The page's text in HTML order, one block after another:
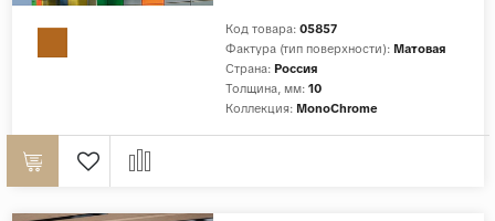
Страны
Индия
Китай
Код товара: 05857
Фактура (тип поверхности): Матовая
Страна: Россия
Толщина, мм: 10
Коллекция: MonoChrome